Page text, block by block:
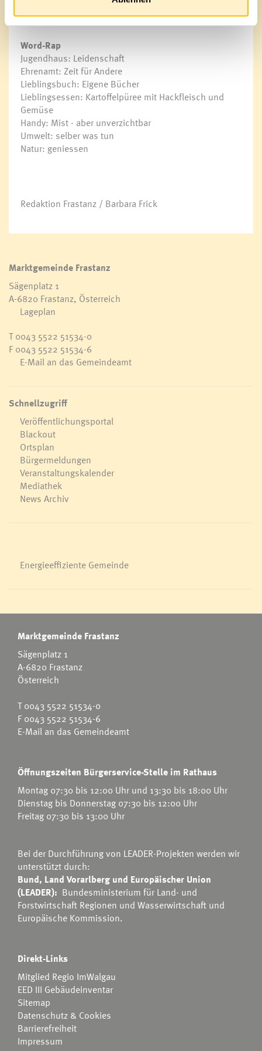
«Lebe den heutigen Tag – du weißt nicht was morgen
ist. Lebe im Heute»
Word-Rap
Jugendhaus: Leidenschaft
Ehrenamt: Zeit für Andere
Lieblingsbuch: Eigene Bücher
Lieblingsessen: Kartoffelpüree mit Hackfleisch und
Gemüse
Handy: Mist - aber unverzichtbar
Umwelt: selber was tun
Natur: geniessen
Redaktion Frastanz / Barbara Frick
Marktgemeinde Frastanz
Sägenplatz 1
A-6820 Frastanz, Österreich
Lageplan
T0043 5522 51534-0
F 0043 5522 51534-6
E-Mail an das Gemeindeamt
Schnellzugriff
Veröffentlichungsportal
Blackout
Ortsplan
Bürgermeldungen
Veranstaltungskalender
Mediathek
News Archiv
Energieeffiziente Gemeinde
Marktgemeinde Frastanz
Sägenplatz 1
A-6820 Frastanz
Österreich
T0043 5522 51534-0
F 0043 5522 51534-6
E-Mail an das Gemeindeamt
Öffnungszeiten Bürgerservice-Stelle im Rathaus
Montag 07:30 bis 12:00 Uhr und 13:30 bis 18:00 Uhr
Dienstag bis Donnerstag 07:30 bis 12:00 Uhr
Freitag 07:30 bis 13:00 Uhr
Bei der Durchführung von LEADER-Projekten werden wir
unterstützt durch:
Bund, Land Vorarlberg und Europäischer Union
(LEADER): Bundesministerium für Land- und
Forstwirtschaft Regionen und Wasserwirtschaft und
Europäische Kommission.
Direkt-Links
Mitglied Regio ImWalgau
EED III Gebäudeinventar
Sitemap
Datenschutz & Cookies
Barrierefreiheit
Impressum